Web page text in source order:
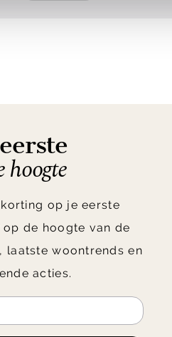
hoogte
op je eerste
de hoogte van de
laatste woontrends en
acties.